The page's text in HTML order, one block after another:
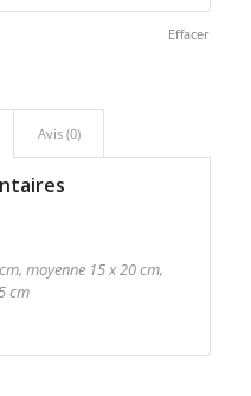
Effacer
Avis (0)
moyenne 15 x 20 cm,
cm